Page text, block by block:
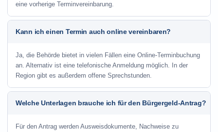
eine vorherige Terminvereinbarung.
Kann ich einen Termin auch online vereinbaren?
Ja, die Behörde bietet in vielen Fällen eine Online-Terminbuchung
an. Alternativ ist eine telefonische Anmeldung möglich. In der
Region gibt es außerdem offene Sprechstunden.
Welche Unterlagen brauche ich für den Bürgergeld-Antrag?
Für den Antrag werden Ausweisdokumente, Nachweise zu